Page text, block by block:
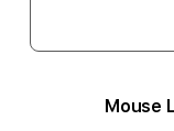
Mouse